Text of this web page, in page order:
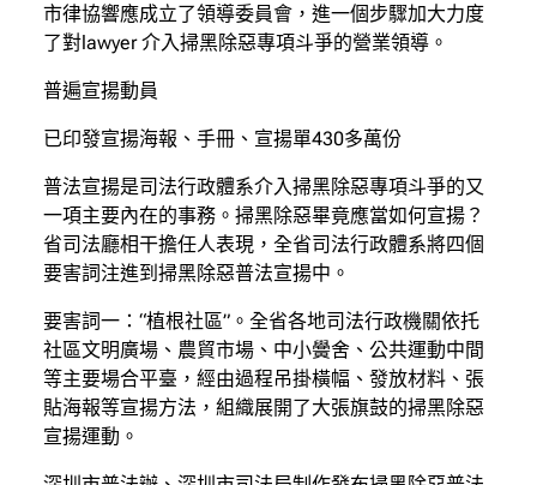
市律協響應成立了領導委員會，進一個步驟加大力度
了對lawyer 介入掃黑除惡專項斗爭的營業領導。
普遍宣揚動員
已印發宣揚海報、手冊、宣揚單430多萬份
普法宣揚是司法行政體系介入掃黑除惡專項斗爭的又
一項主要內在的事務。掃黑除惡畢竟應當如何宣揚？
省司法廳相干擔任人表現，全省司法行政體系將四個
要害詞注進到掃黑除惡普法宣揚中。
要害詞一：“植根社區”。全省各地司法行政機關依托
社區文明廣場、農貿市場、中小黌舍、公共運動中間
等主要場合平臺，經由過程吊掛橫幅、發放材料、張
貼海報等宣揚方法，組織展開了大張旗鼓的掃黑除惡
宣揚運動。